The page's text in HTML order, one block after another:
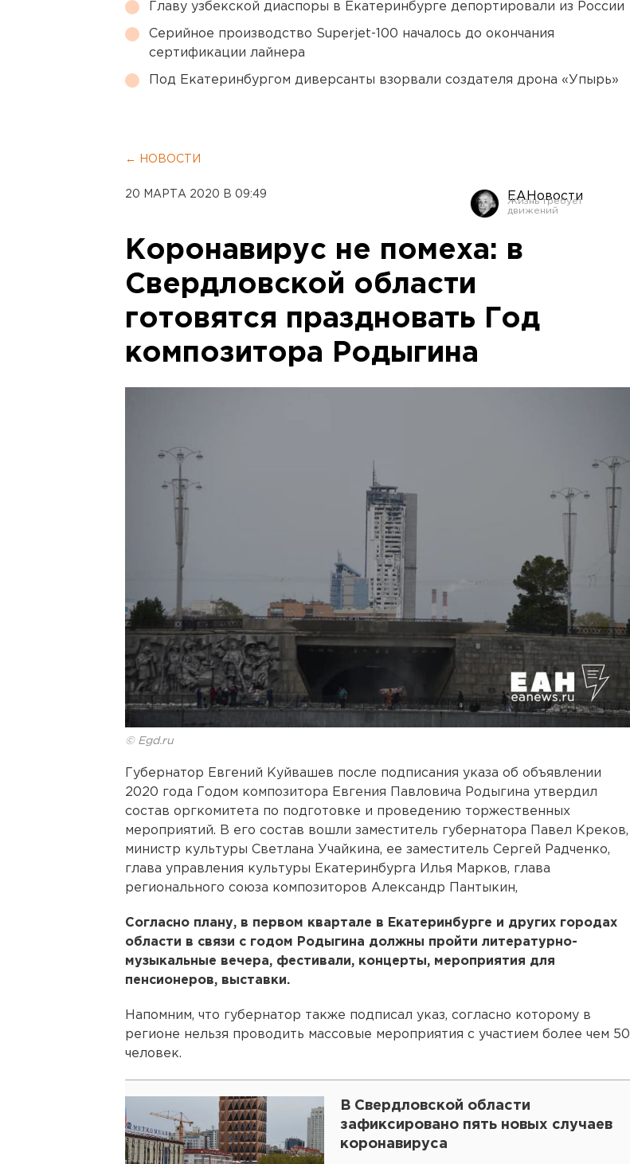
Главу узбекской диаспоры в Екатеринбурге депортировали из России
Серийное производство Superjet-100 началось до окончания
сертификации лайнера
Под Екатеринбургом диверсанты взорвали создателя дрона «Упырь»
← НОВОСТИ
20 МАРТА 2020 В 09:49 ЕАНовости
Коронавирус не помеха: в
Свердловской области
готовятся праздновать Год
композитора Родыгина
© Egd.ru
Губернатор Евгений Куйвашев после подписания указа об объявлении
2020 года Годом композитора Евгения Павловича Родыгина утвердил
состав оргкомитета по подготовке и проведению торжественных
мероприятий. В его состав вошли заместитель губернатора Павел Креков,
министр культуры Светлана Учайкина, ее заместитель Сергей Радченко,
глава управления культуры Екатеринбурга Илья Марков, глава
регионального союза композиторов Александр Пантыкин,
Согласно плану, в первом квартале в Екатеринбурге и других городах
области в связи с годом Родыгина должны пройти литературно-
музыкальные вечера, фестивали, концерты, мероприятия для
пенсионеров, выставки.
Напомним, что губернатор также подписал указ, согласно которому в
регионе нельзя проводить массовые мероприятия с участием более чем 50
человек.
В Свердловской области
зафиксировано пять новых случаев
коронавируса